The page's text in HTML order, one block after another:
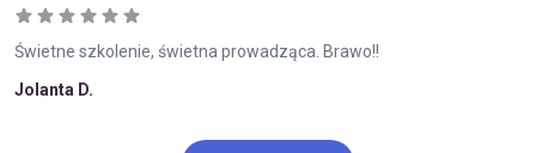
Świetne szkolenie, świetna prowadząca. Brawo!!
Jolanta D.